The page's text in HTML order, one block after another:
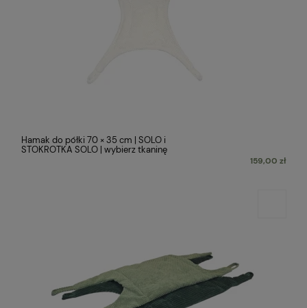
Hamak do półki 70 × 35 cm | SOLO i
STOKROTKA SOLO | wybierz tkaninę
159,00 zł